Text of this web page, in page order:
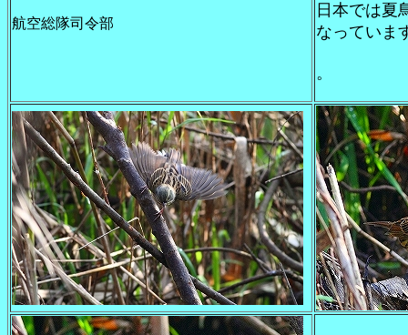
航空総隊司令部
日本では夏
なっていま
。